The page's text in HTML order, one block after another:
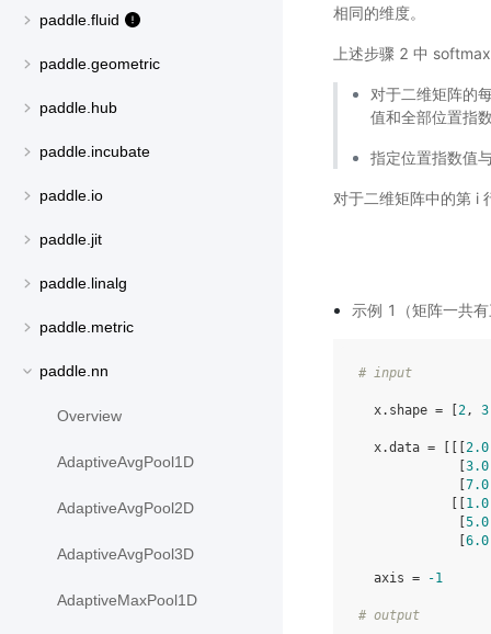
paddle.fluid
paddle.geometric
paddle.hub
paddle.incubate
paddle.io
paddle.jit
paddle.linalg
paddle.metric
paddle.nn
Overview
AdaptiveAvgPool1D
AdaptiveAvgPool2D
AdaptiveAvgPool3D
AdaptiveMaxPool1D
相同的维度。
上述步骤 2 中
对于二维矩阵的
值和全部位置指
指定位置指数值
对于二维矩阵中的第 i
示例 1（矩阵一共
# input
  x.shape = [
2 , 3
  x.data = [[[
2.0
             [
3.0
             [
7.0
            [[
1.0
             [
5.0
             [
6.0
  axis =
-1
# output